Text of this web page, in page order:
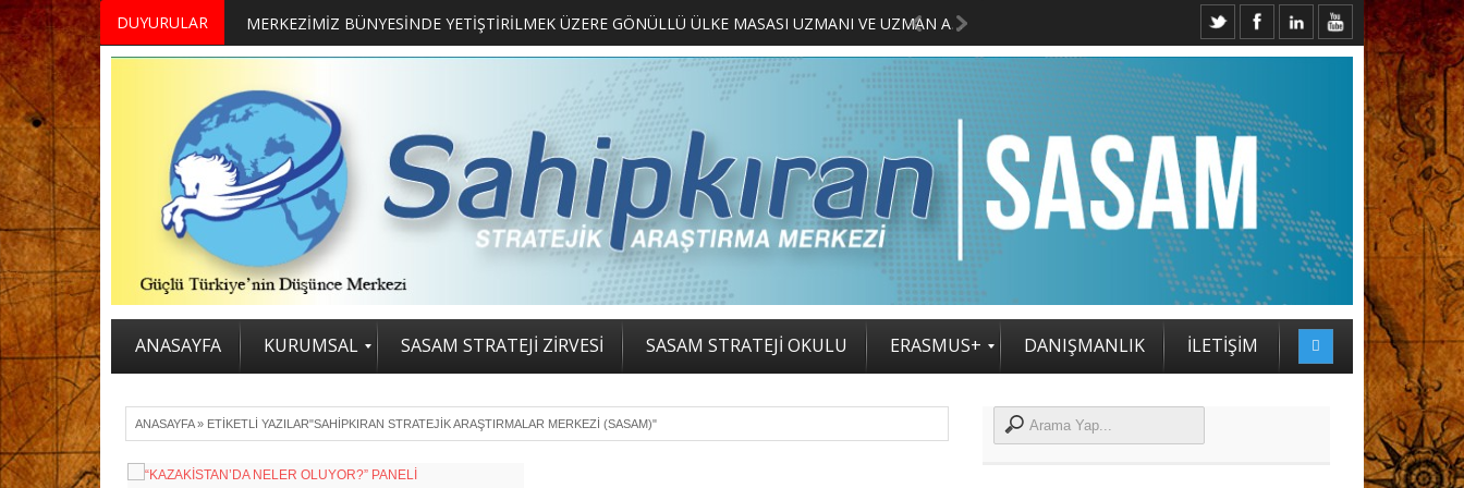
DUYURULAR MERKEZİMİZ BÜNYESİNDE YETİŞTİRİLMEK ÜZERE GÖNÜLLÜ ÜLKE MASASI UZMANI VE UZMAN ADAYLARI ARIYORUZ 2. SASAM STRATEJİ ZİRVESİ KATILIMCILARI BELLİ OLDU
ANASAYFA KURUMSAL SASAM STRATEJİ ZİRVESİ SASAM STRATEJİ OKULU ERASMUS+ DANIŞMANLIK İLETİŞİM
ANASAYFA» ETIKETLI YAZILAR"SAHIPKIRAN STRATEJIK ARAŞTIRMALAR MERKEZI (SASAM)"